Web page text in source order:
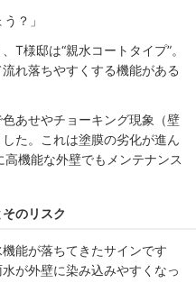
？」
T様邸は“親水コートタイプ”。
れ落ちやすくする機能がある
あせやチョーキング現象（壁
た。これは塗膜の劣化が進ん
機能な外壁でもメンテナンス
のリスク
能が落ちてきたサインです
が外壁に染み込みやすくなっ